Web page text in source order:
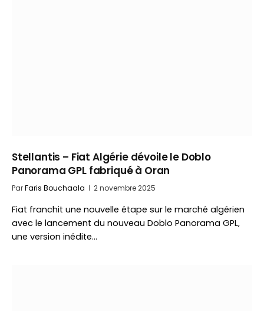
Stellantis – Fiat Algérie dévoile le Doblo
Panorama GPL fabriqué à Oran
ParFaris Bouchaala 2 novembre 2025
Fiat franchit une nouvelle étape sur le marché algérien
avec le lancement du nouveau Doblo Panorama GPL,
une version inédite…